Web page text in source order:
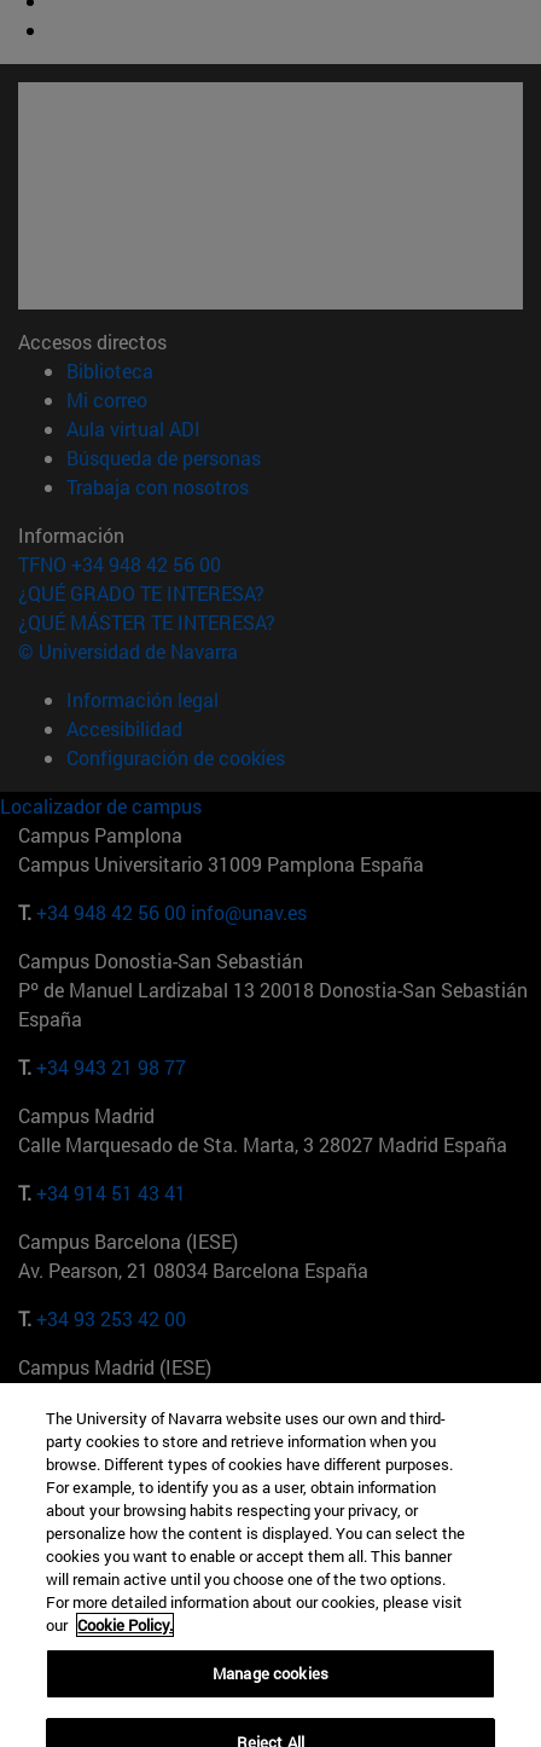
Accesos directos
Biblioteca
Mi correo(abre en nueva ventana)
Aula virtual ADI
Búsqueda de personas(abre en nueva ventana)
Trabaja con nosotros(abre en nueva ventana)
Información
TFNO +34 948 42 56 00
¿QUÉ GRADO TE INTERESA?
¿QUÉ MÁSTER TE INTERESA?
© Universidad de Navarra
Información legal
Accesibilidad
Configuración de cookies
Localizador de campus
Campus Pamplona
Campus Universitario 31009 Pamplona España
T.+34 948 42 56 00 info@unav.es
Campus Donostia-San Sebastián
Pº de Manuel Lardizabal 13 20018 Donostia-San Sebastián
España
T.+34 943 21 98 77
Campus Madrid
Calle Marquesado de Sta. Marta, 3 28027 Madrid España
T.+34 914 51 43 41
Campus Barcelona (IESE)
Av. Pearson, 21 08034 Barcelona España
T.+34 93 253 42 00
Campus Madrid (IESE)
+34 912 11 30 00
Campus Nueva York (IESE)
165 W 57th St 10019-2201 Nueva York EE.UU
+1 646 346 8850
Campus Munich (IESE)
Maria-Theresia-Straße 15 81675 Múnich Alemania
+49 89 24209790
The University of Navarra website uses our own and third-
party cookies to store and retrieve information when you
browse. Different types of cookies have different purposes.
For example, to identify you as a user, obtain information
about your browsing habits respecting your privacy, or
personalize how the content is displayed. You can select the
cookies you want to enable or accept them all. This banner
will remain active until you choose one of the two options.
For more detailed information about our cookies, please visit
our Cookie Policy.
Manage cookies
Reject All